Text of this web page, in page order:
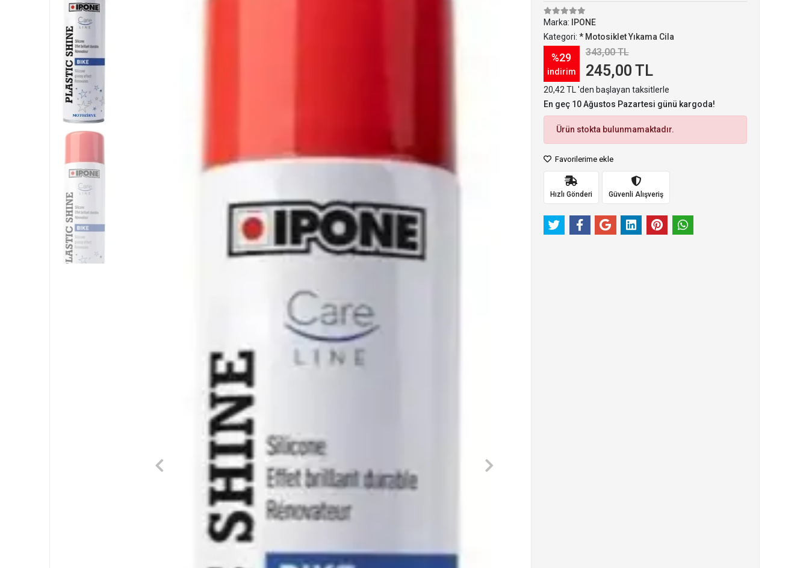
Marka:
IPONE
Kategori: * Motosiklet Yıkama Cila
%29
indirim
343,00 TL
245,00 TL
20,42 TL 'den başlayan taksitlerle
En geç 10 Ağustos Pazartesi günü kargoda!
Ürün stokta bulunmamaktadır.
Favorilerime ekle
Hızlı Gönderi Güvenli Alışveriş